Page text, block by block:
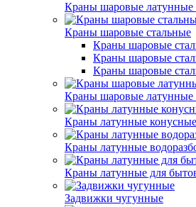
Краны шаровые латунные
Краны шаровые стальные
Краны шаровые
Краны шаровые
Краны шаровые
Краны шаровые латунные
Краны латунные конусные
Краны латунные
Краны латунные для
Задвижки чугунные